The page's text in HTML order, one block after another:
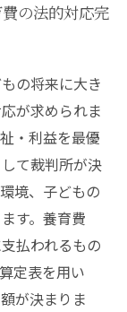
の法的対応完
の将来に大き
が求められま
・利益を最優
て裁判所が決
境、子どもの
す。養育費
払われるもの
定表を用い
が決まりま